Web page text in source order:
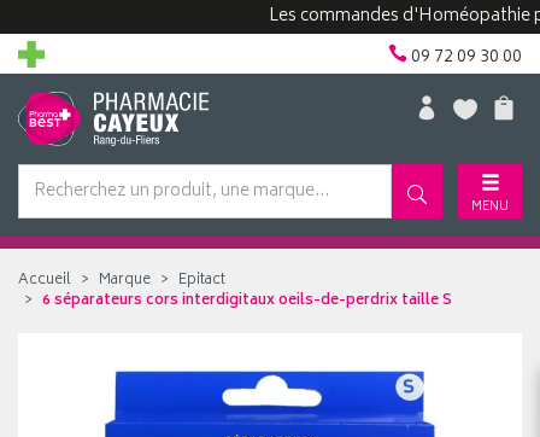
Les commandes d'Homéopathie
09 72 09 30 00
MENU
Accueil Marque
Epitact
6 séparateurs cors interdigitaux oeils-de-perdrix taille S